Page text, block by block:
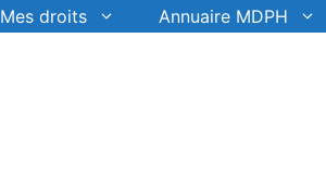
Mes droits Annuaire MDPH